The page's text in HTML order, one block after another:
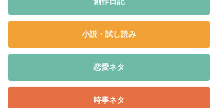
小説・試し読み
恋愛ネタ
時事ネタ